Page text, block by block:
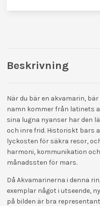
Beskrivning
När du bär en akvamarin,
namn kommer från latinets
sina lugna nyanser har den
och inre frid. Historiskt bars
lyckosten för säkra resor,
harmoni, kommunikation
månadssten för mars.
Då Akvamarinerna i denna
exemplar något i utseende,
på bilden är bra